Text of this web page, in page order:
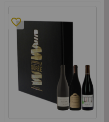
favorite_border